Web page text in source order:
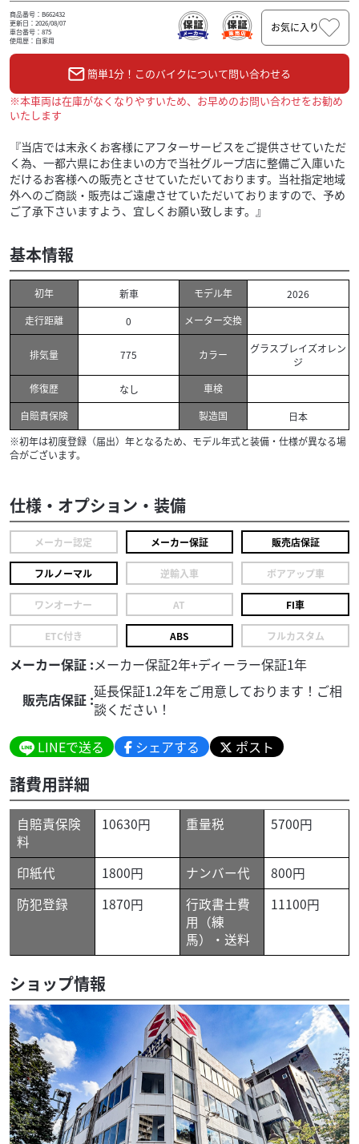
商品番号：B662432
更新日：2026/08/07
車台番号：875
使用歴：自家用
お気に入り
簡単1分！このバイクについて問い合わせる
※本車両は在庫がなくなりやすいため、お早めのお問い合わせをお勧め
いたします
『当店では末永くお客様にアフターサービスをご提供させていただ
く為、一都六県にお住まいの方で当社グループ店に整備ご入庫いた
だけるお客様への販売とさせていただいております。当社指定地域
外へのご商談・販売はご遠慮させていただいておりますので、予め
ご了承下さいますよう、宜しくお願い致します。』
基本情報
初年 新車 モデル年
2026
走行距離
0 メーター交換
排気量 775 カラー
グラスブレイズオレン
ジ
修復歴
なし
車検
自賠責保険
製造国
日本
※初年は初度登録（届出）年となるため、モデル年式と装備・仕様が異なる場
合がございます。
仕様・オプション・装備
メーカー認定 メーカー保証 販売店保証
フルノーマル 逆輸入車 ボアアップ車
ワンオーナー AT FI車
ETC付き ABS フルカスタム
メーカー保証 :メーカー保証2年+ディーラー保証1年
販売店保証 :延長保証1.2年をご用意しております！ご相
談ください！
LINEで送る
シェアする ポスト
諸費用詳細
自賠責保険
料
10630円 重量税 5700円
印紙代 1800円 ナンバー代
800円
防犯登録
1870円
行政書士費
用（練
馬）・送料
11100円
ショップ情報